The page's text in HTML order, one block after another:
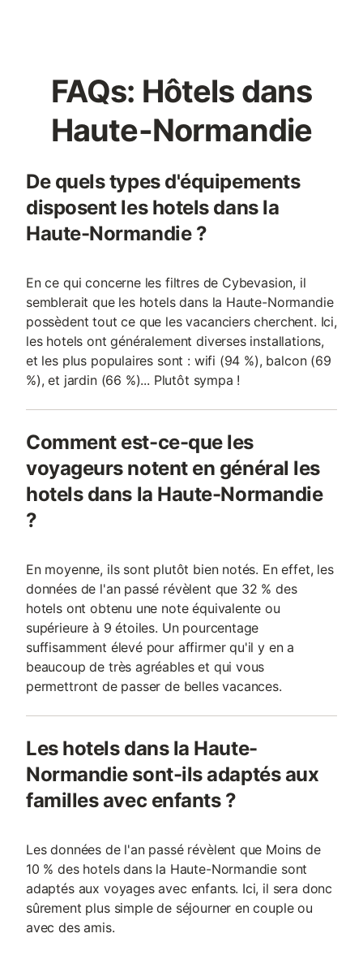
FAQs: Hôtels dans
Haute-Normandie
De quels types d'équipements
disposent les hotels dans la
Haute-Normandie ?
En ce qui concerne les filtres de Cybevasion, il
semblerait que les hotels dans la Haute-Normandie
possèdent tout ce que les vacanciers cherchent. Ici,
les hotels ont généralement diverses installations,
et les plus populaires sont : wifi (94 %), balcon (69
%), et jardin (66 %)... Plutôt sympa !
Comment est-ce-que les
voyageurs notent en général les
hotels dans la Haute-Normandie
?
En moyenne, ils sont plutôt bien notés. En effet, les
données de l'an passé révèlent que 32 % des
hotels ont obtenu une note équivalente ou
supérieure à 9 étoiles. Un pourcentage
suffisamment élevé pour affirmer qu'il y en a
beaucoup de très agréables et qui vous
permettront de passer de belles vacances.
Les hotels dans la Haute-
Normandie sont-ils adaptés aux
familles avec enfants ?
Les données de l'an passé révèlent que Moins de
10 % des hotels dans la Haute-Normandie sont
adaptés aux voyages avec enfants. Ici, il sera donc
sûrement plus simple de séjourner en couple ou
avec des amis.